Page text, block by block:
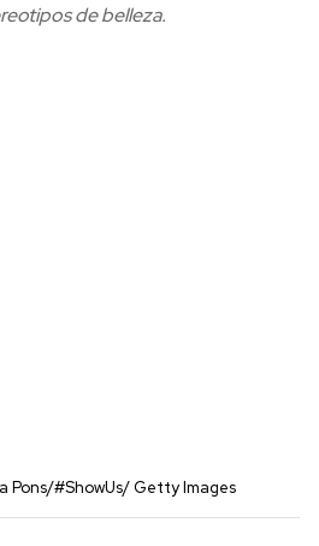
de belleza.
Pons/#ShowUs/ Getty Images